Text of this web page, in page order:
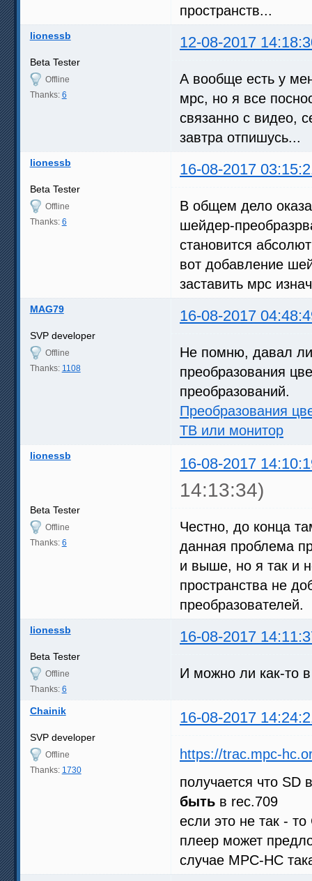
пространств...
lionessb 12-08-2017
Beta Tester
Offline
Thanks: 6
А вообще есть у
мрс, но я все
связанно с видео,
завтра отпишусь...
lionessb 16-08-2017
Beta Tester
Offline
Thanks: 6
В общем дело
шейдер-
становится
вот добавление
заставить мрс
MAG79 16-08-2017
SVP developer
Offline
Thanks: 1108
Не помню, давал
преобразования
преобразований.
Преобразования
ТВ или монитор
lionessb 16-08-2017
14:13:34)
Beta Tester
Offline
Thanks: 6
Честно, до конца
данная проблема
и выше, но я так и
пространства не
преобразователей.
lionessb 16-08-2017
Beta Tester
Offline
Thanks: 6
И можно ли как-то
Chainik 16-08-2017
SVP developer
Offline
Thanks: 1730
https://trac.mpc-
получается что SD
быть в rec.709
если это не так -
плеер может
случае MPC-HC